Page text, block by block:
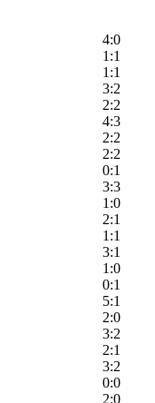
4:0
1:1
1:1
3:2
2:2
4:3
2:2
2:2
0:1
3:3
1:0
2:1
1:1
3:1
1:0
0:1
5:1
2:0
3:2
2:1
3:2
0:0
2:0